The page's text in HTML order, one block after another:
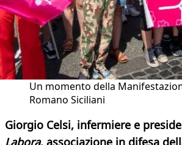
Un momento della
Romano Siciliani
Giorgio Celsi, infermiere e
Labora, associazione in difesa